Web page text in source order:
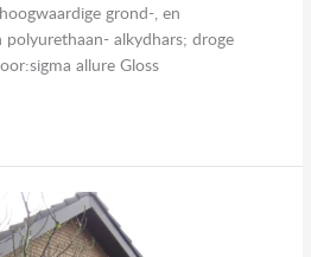
grond-, en
alkydhars; droge
allure Gloss